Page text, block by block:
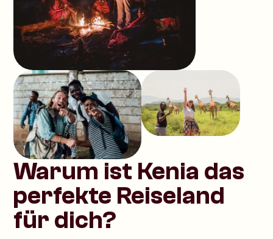
Warum ist Kenia das
perfekte Reiseland
für dich?